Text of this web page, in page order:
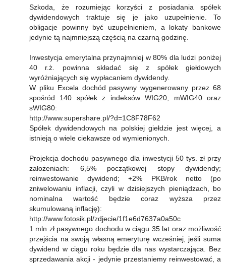
Szkoda, że rozumiejąc korzyści z posiadania spółek
dywidendowych traktuje się je jako uzupełnienie. To
obligacje powinny być uzupełnieniem, a lokaty bankowe
jedynie tą najmniejszą częścią na czarną godzinę.
Inwestycja emerytalna przynajmniej w 80% dla ludzi poniżej
40 r.ż. powinna składać się z spółek giełdowych
wyróżniających się wypłacaniem dywidendy.
W pliku Excela dochód pasywny wygenerowany przez 68
spośród 140 spółek z indeksów WIG20, mWIG40 oraz
sWIG80:
http://www.supershare.pl/?d=1C8F78F62
Spółek dywidendowych na polskiej giełdzie jest więcej, a
istnieją o wiele ciekawsze od wymienionych.
Projekcja dochodu pasywnego dla inwestycji 50 tys. zł przy
założeniach: 6,5% początkowej stopy dywidendy;
reinwestowanie dywidend; +2% PKB/rok netto (po
zniwelowaniu inflacji, czyli w dzisiejszych pieniądzach, bo
nominalna wartość będzie coraz wyższa przez
skumulowaną inflację):
http://www.fotosik.pl/zdjecie/1f1e6d7637a0a50c
1 mln zł pasywnego dochodu w ciągu 35 lat oraz możliwość
przejścia na swoją własną emeryturę wcześniej, jeśli suma
dywidend w ciągu roku będzie dla nas wystarczająca. Bez
sprzedawania akcji - jedynie przestaniemy reinwestować, a